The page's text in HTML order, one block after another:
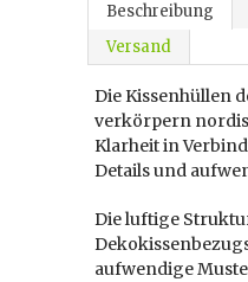
Beschreibung
Versand
Die Kissenhüllen
verkörpern
Klarheit in
Details und
Die luftige
aufwendige